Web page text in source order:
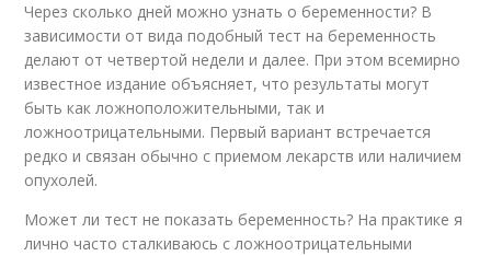
Через сколько дней можно узнать о беременности? В
зависимости от вида подобный тест на беременность
делают от четвертой недели и далее. При этом всемирно
известное издание объясняет, что результаты могут
быть как ложноположительными, так и
ложноотрицательными. Первый вариант встречается
редко и связан обычно с приемом лекарств или наличием
опухолей.
Может ли тест не показать беременность? На практике я
лично часто сталкиваюсь с ложноотрицательными